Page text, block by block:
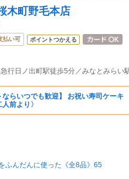
町野毛本店
払い可 ポイントつかえる
ならいつでも歓迎】 お祝い寿司ケー
前より〉
ふんだんに使った《全8品》65